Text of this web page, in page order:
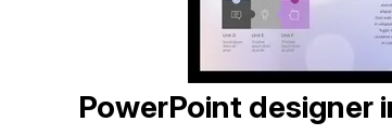
PowerPoint designer